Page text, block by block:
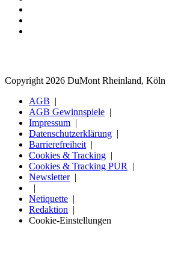
Copyright 2026 DuMont Rheinland, Köln
AGB
AGB Gewinnspiele
Impressum
Datenschutzerklärung
Barrierefreiheit
Cookies & Tracking
Cookies & Tracking PUR
Newsletter
Netiquette
Redaktion
Cookie-Einstellungen